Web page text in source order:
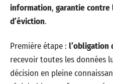
information, garantie contre
d’éviction.
Première étape : l’obligation
recevoir toutes les données
décision en pleine